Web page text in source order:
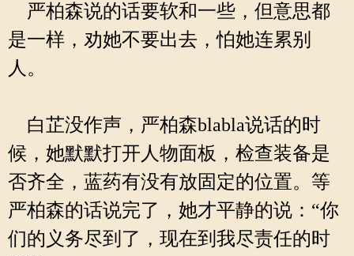
严柏森说的话要软和一些，但意思都
是一样，劝她不要出去，怕她连累别
人。
白芷没作声，严柏森blabla说话的时
候，她默默打开人物面板，检查装备是
否齐全，蓝药有没有放固定的位置。等
严柏森的话说完了，她才平静的说：“你
们的义务尽到了，现在到我尽责任的时